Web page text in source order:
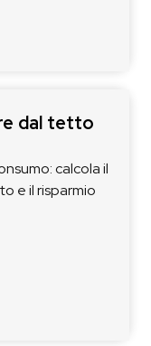
dal tetto
calcola il
e il risparmio